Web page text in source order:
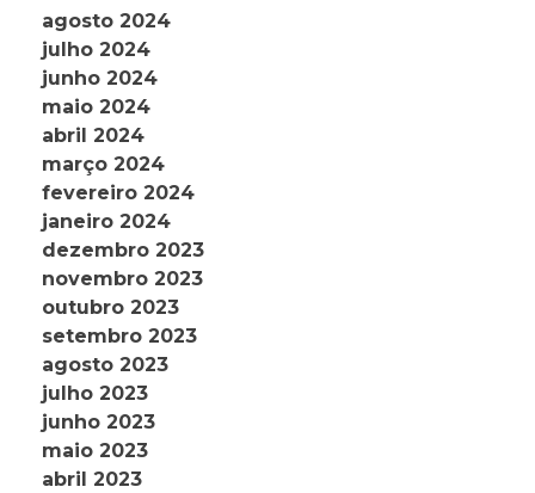
agosto 2024
julho 2024
junho 2024
maio 2024
abril 2024
março 2024
fevereiro 2024
janeiro 2024
dezembro 2023
novembro 2023
outubro 2023
setembro 2023
agosto 2023
julho 2023
junho 2023
maio 2023
abril 2023